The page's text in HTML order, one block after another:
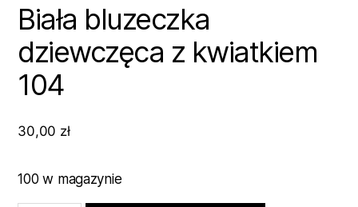
Biała bluzeczka
dziewczęca z kwiatkiem
104
30,00 zł
100 w magazynie